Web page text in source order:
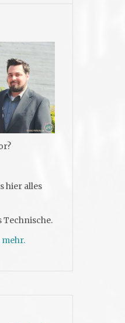
hier alles
Technische.